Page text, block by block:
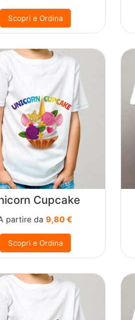
Scopri e Ordina
Cupcake
partire da9,80 €
Scopri e Ordina